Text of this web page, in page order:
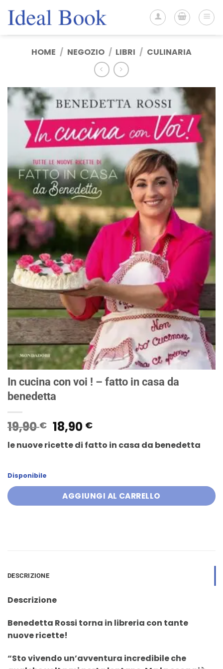
HOME / NEGOZIO / LIBRI / CULINARIA
In cucina con voi ! – fatto in casa da
benedetta
19,90€ Il
prezzo
originale
18,90 €Il
prezzo
attuale
le nuove ricette di fatto in casa da benedetta
Disponibile
AGGIUNGI AL CARRELLO
DESCRIZIONE
Descrizione
Benedetta Rossi torna in libreria con tante
nuove ricette!
“Sto vivendo un’avventura incredibile che